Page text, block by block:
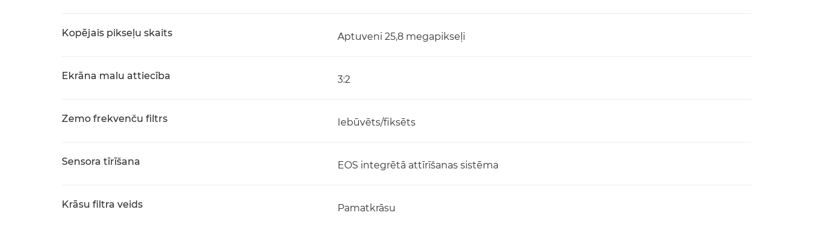
Kopējais pikseļu skaits Aptuveni 25,8 megapikseļi
Ekrāna malu attiecība 3:2
Zemo frekvenču filtrs Iebūvēts/fiksēts
Sensora tīrīšana EOS integrētā attīrīšanas sistēma
Krāsu filtra veids Pamatkrāsu